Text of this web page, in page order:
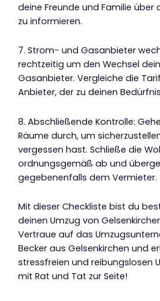
deine Freunde und Familie über
zu informieren.
7. Strom- und Gasanbieter
rechtzeitig um den Wechsel
Gasanbieter. Vergleiche die
Anbieter, der zu deinen
8. Abschließende Kontrolle:
Räume durch, um
vergessen hast. Schließe die
ordnungsgemäß ab und
gegebenenfalls dem Vermieter.
Mit dieser Checkliste bist du
deinen Umzug von
Vertraue auf das
Becker aus Gelsenkirchen und
stressfreien und reibungslosen
mit Rat und Tat zur Seite!